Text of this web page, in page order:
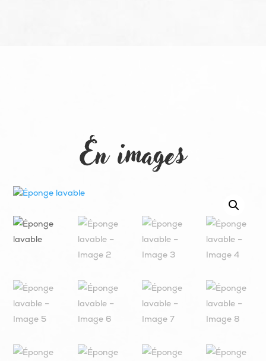
En images